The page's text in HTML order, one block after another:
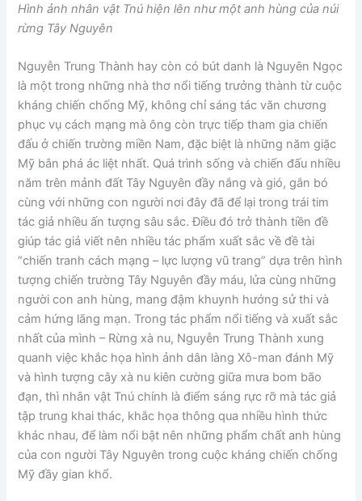
Hình ảnh nhân vật Tnú hiện lên như một anh hùng của núi
rừng Tây Nguyên
Nguyễn Trung Thành hay còn có bút danh là Nguyên Ngọc
là một trong những nhà thơ nổi tiếng trưởng thành từ cuộc
kháng chiến chống Mỹ, không chỉ sáng tác văn chương
phục vụ cách mạng mà ông còn trực tiếp tham gia chiến
đấu ở chiến trường miền Nam, đặc biệt là những năm giặc
Mỹ bắn phá ác liệt nhất. Quá trình sống và chiến đấu nhiều
năm trên mảnh đất Tây Nguyên đầy nắng và gió, gắn bó
cùng với những con người nơi đây đã để lại trong trái tim
tác giả nhiều ấn tượng sâu sắc. Điều đó trở thành tiền đề
giúp tác giả viết nên nhiều tác phẩm xuất sắc về đề tài
“chiến tranh cách mạng – lực lượng vũ trang” dựa trên hình
tượng chiến trường Tây Nguyên đầy máu, lửa cùng những
người con anh hùng, mang đậm khuynh hướng sử thi và
cảm hứng lãng mạn. Trong tác phẩm nổi tiếng và xuất sắc
nhất của mình – Rừng xà nu, Nguyễn Trung Thành xung
quanh việc khắc họa hình ảnh dân làng Xô-man đánh Mỹ
và hình tượng cây xà nu kiên cường giữa mưa bom bão
đạn, thì nhân vật Tnú chính là điểm sáng rực rỡ mà tác giả
tập trung khai thác, khắc họa thông qua nhiều hình thức
khác nhau, để làm nổi bật nên những phẩm chất anh hùng
của con người Tây Nguyên trong cuộc kháng chiến chống
Mỹ đầy gian khổ.